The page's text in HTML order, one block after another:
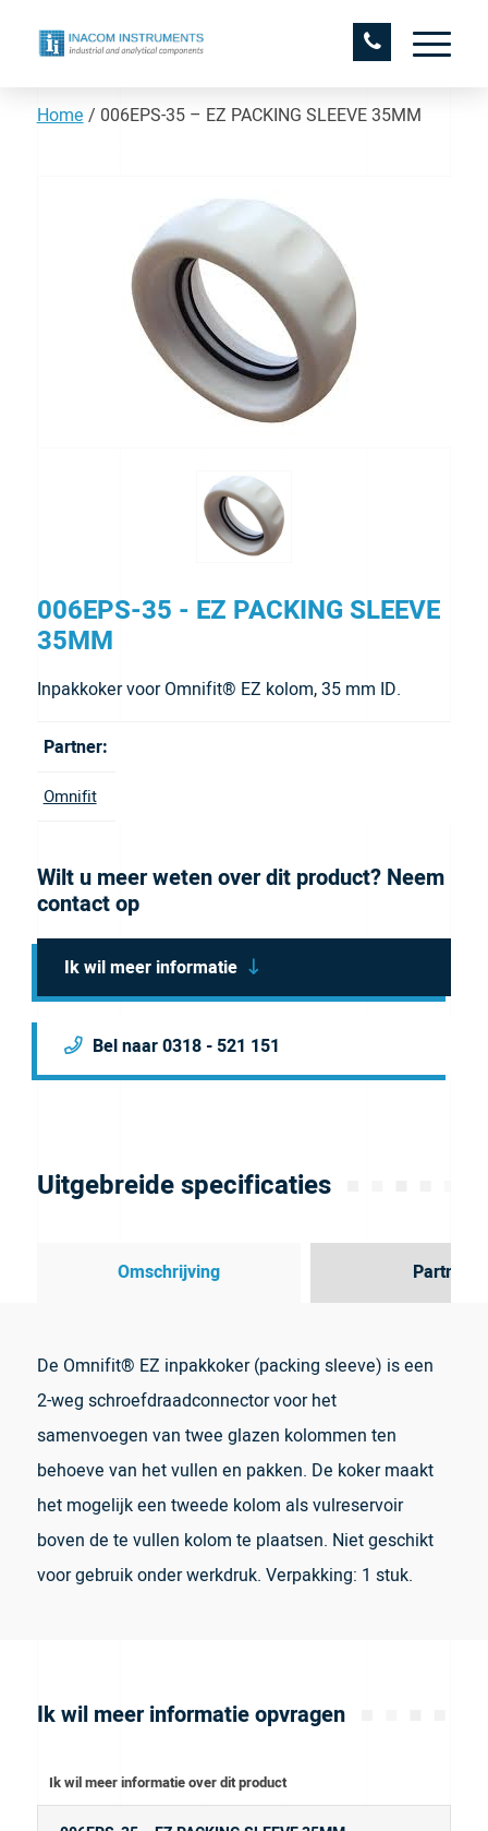
Home / 006EPS-35 – EZ PACKING SLEEVE 35MM
006EPS-35 - EZ PACKING SLEEVE
35MM
Inpakkoker voor Omnifit® EZ kolom, 35 mm ID.
Partner:
Omnifit
Wilt u meer weten over dit product? Neem
contact op
Ik wil meer informatie
Bel naar 0318 - 521 151
Uitgebreide specificaties
Omschrijving Partner
De Omnifit® EZ inpakkoker (packing sleeve) is een
2-weg schroefdraadconnector voor het
samenvoegen van twee glazen kolommen ten
behoeve van het vullen en pakken. De koker maakt
het mogelijk een tweede kolom als vulreservoir
boven de te vullen kolom te plaatsen. Niet geschikt
voor gebruik onder werkdruk. Verpakking: 1 stuk.
Ik wil meer informatie opvragen
Ik wil meer informatie over dit product